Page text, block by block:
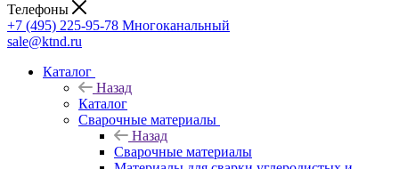
Телефоны
+7 (495) 225-95-78 Многоканальный
sale@ktnd.ru
Каталог
Назад
Каталог
Сварочные материалы
Назад
Сварочные материалы